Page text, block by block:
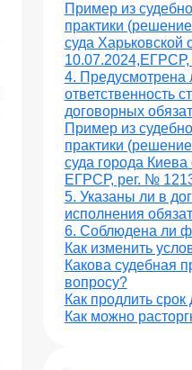
Пример из
практики
суда Харьковской
4. Предусмотрена
ответственность
договорных
Пример из
практики
суда города
ЕГРСР, рег. №
5. Указаны ли в
исполнения
6. Соблюдена ли
Как изменить
Какова судебная
вопросу?
Как продлить
Как можно